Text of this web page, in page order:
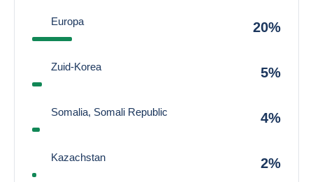
Europa 20%
Zuid-Korea 5%
Somalia, Somali Republic 4%
Kazachstan 2%